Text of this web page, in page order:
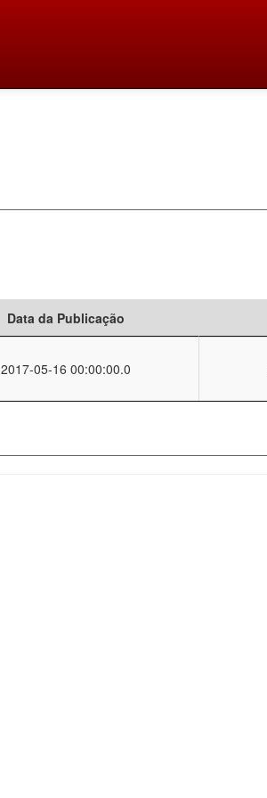
Data da Publicação
2017-05-16 00:00:00.0